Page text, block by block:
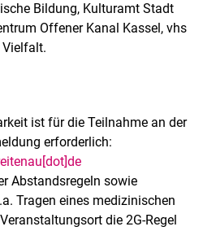
Bildung, Kulturamt Stadt
Offener Kanal Kassel, vhs
Vielfalt.
ist für die Teilnahme an der
erforderlich:
Abstandsregeln sowie
Tragen eines medizinischen
die 2G-Regel